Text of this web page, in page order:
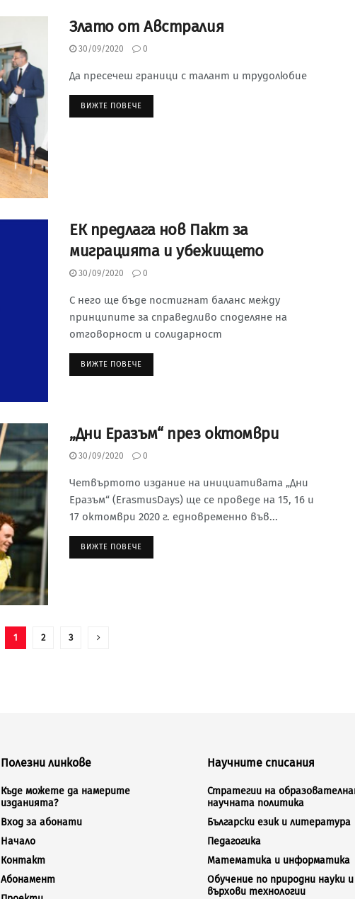
Злато от Австралия
30/09/2020 0
Да пресечеш граници с талант и трудолюбие
ВИЖТЕ ПОВЕЧЕ
ЕК предлага нов Пакт за
миграцията и убежището
30/09/2020 0
С него ще бъде постигнат баланс между
принципите за справедливо споделяне на
отговорност и солидарност
ВИЖТЕ ПОВЕЧЕ
„Дни Еразъм“ през октомври
30/09/2020 0
Четвъртото издание на инициативата „Дни
Еразъм“ (ErasmusDays) ще се проведе на 15, 16 и
17 октомври 2020 г. едновременно във...
ВИЖТЕ ПОВЕЧЕ
1 2 3
Полезни линкове
Къде можете да намерите
изданията?
Вход за абонати
Начало
Контакт
Абонамент
Научните списания
Стратегии на
научната политика
Български език и литература
Педагогика
Математика и информатика
Обучение по природни науки и
върхови технологии